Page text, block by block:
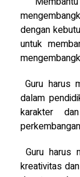
dengan
untuk
Guru harus
dalam
karakter
Guru harus
kreativitas